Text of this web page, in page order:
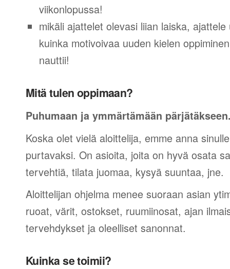
viikonlopussa!
mikäli ajattelet olevasi liian laiska,
kuinka motivoivaa uuden kielen
nauttii!
Mitä tulen oppimaan?
Puhumaan ja ymmärtämään
Koska olet vielä aloittelija, emme anna
purtavaksi. On asioita, joita on hyvä osata
tervehtiä, tilata juomaa, kysyä suuntaa, jne.
Aloittelijan ohjelma menee suoraan asian
ruoat, värit, ostokset, ruumiinosat, ajan
tervehdykset ja oleelliset sanonnat.
Kuinka se toimii?